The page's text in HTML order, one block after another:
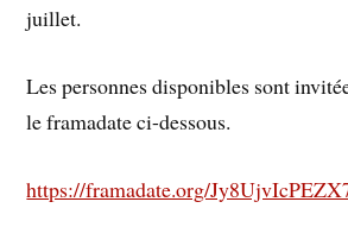
juillet.
Les personnes disponibles sont
le framadate ci-dessous.
https://framadate.org/